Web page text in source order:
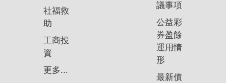
社福救
助
工商投
資
更多...
議事項
公益彩
券盈餘
運用情
形
最新債